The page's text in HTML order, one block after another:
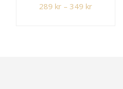
289 kr – 349 kr